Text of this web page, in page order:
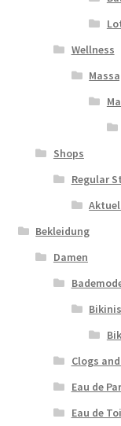
Wellness
Shops
Regular
Bekleidung
Damen
Bikinis
Clogs
Eau de
Eau de